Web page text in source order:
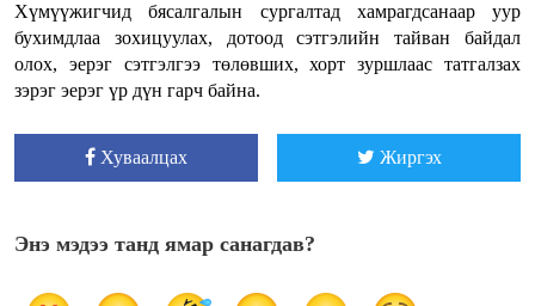
Хүмүүжигчид бясалгалын сургалтад хамрагдсанаар уур
бухимдлаа зохицуулах, дотоод сэтгэлийн тайван байдал
олох, эерэг сэтгэлгээ төлөвших, хорт зуршлаас татгалзах
зэрэг эерэг үр дүн гарч байна.
Хуваалцах Жиргэх
Энэ мэдээ танд ямар санагдав?